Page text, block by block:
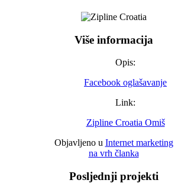
Više informacija
Opis:
Facebook oglašavanje
Link:
Zipline Croatia Omiš
Objavljeno u Internet marketing
na vrh članka
Posljednji projekti